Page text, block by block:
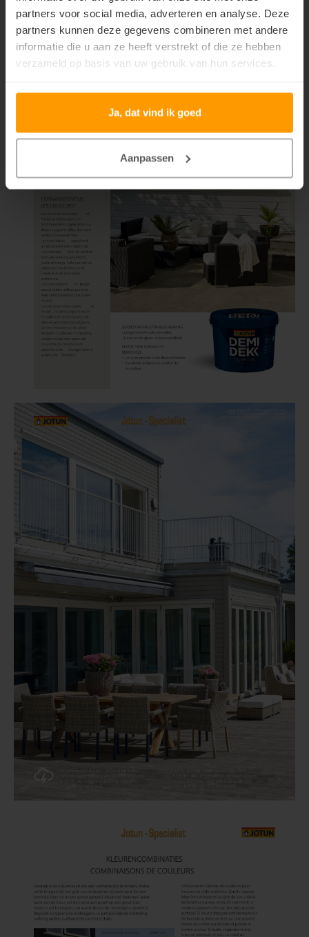
partners voor social media, adverteren en analyse. Deze
partners kunnen deze gegevens combineren met andere
informatie die u aan ze heeft verstrekt of die ze hebben
verzameld op basis van uw gebruik van hun services.
Ja, dat vind ik goed
Aanpassen